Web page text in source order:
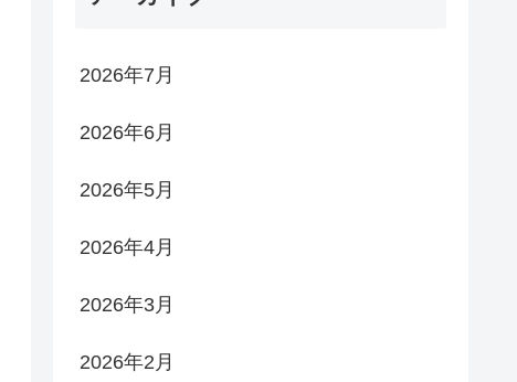
2026年7月
2026年6月
2026年5月
2026年4月
2026年3月
2026年2月